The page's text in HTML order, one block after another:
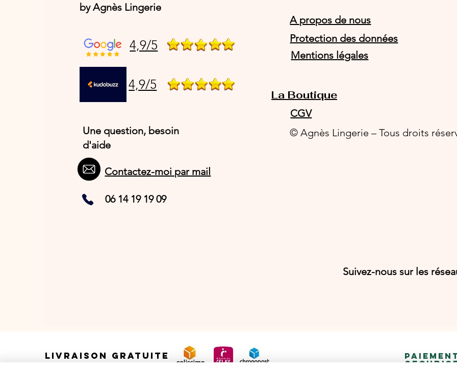
by Agnès Lingerie
4,9/5
4,9/5
Une question, besoin
d'aide
Contactez-moi par mail
06 14 19 19 09
A propos de nous
Protection des données
Mentions légales
CGV
© Agnès Lingerie – Tous droits
Suivez-nous sur les
La Boutique
LIVRAISON GRATUITE